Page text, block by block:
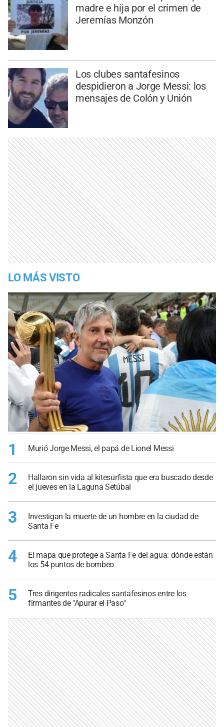
madre e hija por el crimen de
Jeremías Monzón
Los clubes santafesinos
despidieron a Jorge Messi: los
mensajes de Colón y Unión
LO MÁS VISTO
1 Murió Jorge Messi, el papá de Lionel Messi
2
Hallaron sin vida al kitesurfista que era buscado desde
el jueves en la Laguna Setúbal
3
Investigan la muerte de un hombre en la ciudad de
Santa Fe
4
El mapa que protege a Santa Fe del agua: dónde están
los 54 puntos de bombeo
5
Tres dirigentes radicales santafesinos entre los
firmantes de "Apurar el Paso"